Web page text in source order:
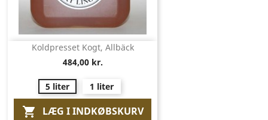
Koldpresset Kogt, Allbäck
484,00 kr.
5 liter 1 liter
 LÆG I INDKØBSKURV